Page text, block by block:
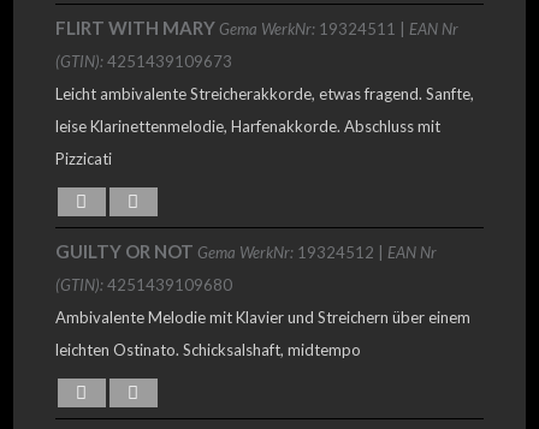
FLIRT WITH MARY Gema WerkNr: 19324511 | EAN Nr
(GTIN):4251439109673
Leicht ambivalente Streicherakkorde, etwas fragend. Sanfte,
leise Klarinettenmelodie, Harfenakkorde. Abschluss mit
Pizzicati
GUILTY OR NOT Gema WerkNr: 19324512 | EAN Nr
(GTIN):4251439109680
Ambivalente Melodie mit Klavier und Streichern über einem
leichten Ostinato. Schicksalshaft, midtempo